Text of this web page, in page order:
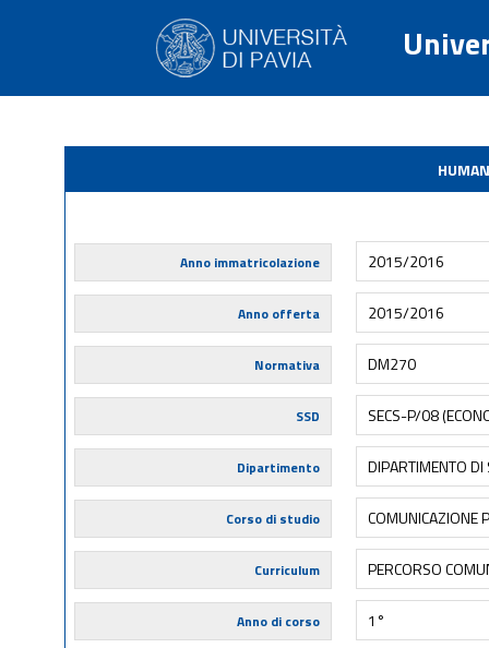
Anno immatricolazione 2015/2016
Anno offerta 2015/2016
Normativa DM270
SSD SECS-P/08
Dipartimento DIPARTIMENTO DI
Corso di studio COMUNICAZIONE
Curriculum PERCORSO
Anno di corso 1°